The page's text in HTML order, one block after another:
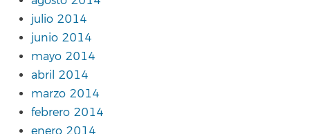
julio 2014
junio 2014
mayo 2014
abril 2014
marzo 2014
febrero 2014
enero 2014